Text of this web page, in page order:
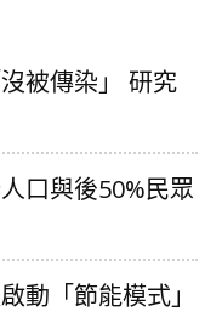
被傳染」 研究
口與後50%民眾
動「節能模式」